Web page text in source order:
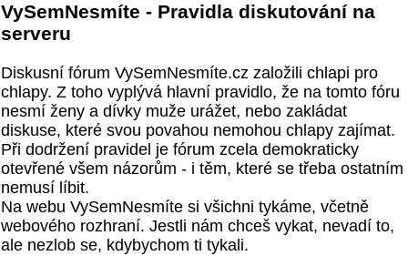
VySemNesmíte - Pravidla diskutování na
serveru
Diskusní fórum VySemNesmíte.cz založili chlapi pro
chlapy. Z toho vyplývá hlavní pravidlo, že na tomto fóru
nesmí ženy a dívky muže urážet, nebo zakládat
diskuse, které svou povahou nemohou chlapy zajímat.
Při dodržení pravidel je fórum zcela demokraticky
otevřené všem názorům - i těm, které se třeba ostatním
nemusí líbit.
Na webu VySemNesmíte si všichni tykáme, včetně
webového rozhraní. Jestli nám chceš vykat, nevadí to,
ale nezlob se, kdybychom ti tykali.